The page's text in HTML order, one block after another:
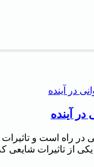
آینده
در راه است و تاثیرات
از تاثیرات شایعی